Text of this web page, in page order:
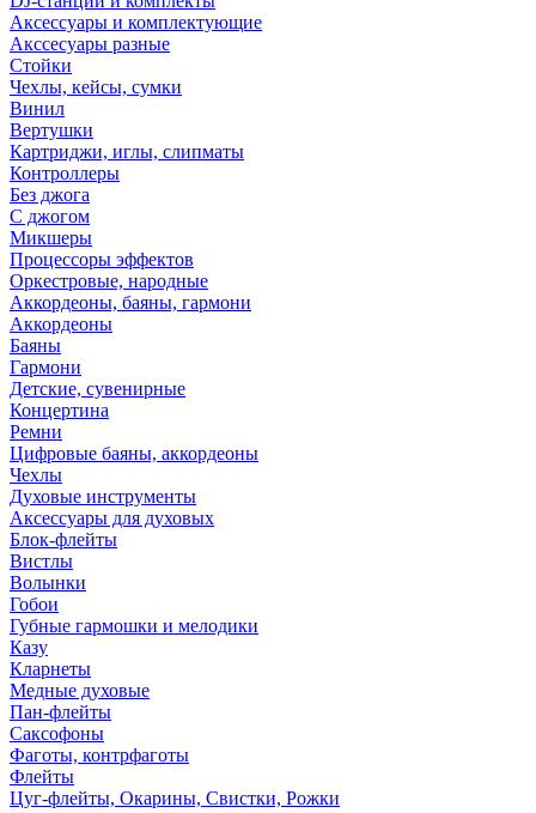
Аксессуары и комплектующие
Акссесуары разные
Стойки
Чехлы, кейсы, сумки
Винил
Вертушки
Картриджи, иглы, слипматы
Контроллеры
Без джога
С джогом
Микшеры
Процессоры эффектов
Оркестровые, народные
Аккордеоны, баяны, гармони
Аккордеоны
Баяны
Гармони
Детские, сувенирные
Концертина
Ремни
Цифровые баяны, аккордеоны
Чехлы
Духовые инструменты
Аксессуары для духовых
Блок-флейты
Вистлы
Волынки
Гобои
Губные гармошки и мелодики
Казу
Кларнеты
Медные духовые
Пан-флейты
Саксофоны
Фаготы, контрфаготы
Флейты
Цуг-флейты, Окарины, Свистки, Рожки